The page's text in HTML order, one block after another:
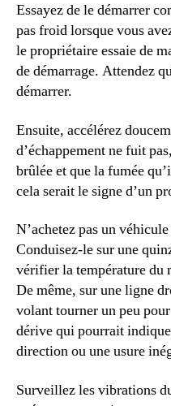
Essayez de le démarrer
pas froid lorsque vous
le propriétaire essaie de
de démarrage. Attendez
démarrer.
Ensuite, accélérez
d’échappement ne fuit
brûlée et que la fumée
cela serait le signe d’un
N’achetez pas un
Conduisez-le sur une
vérifier la température du
De même, sur une ligne
volant tourner un peu
dérive qui pourrait
direction ou une usure
Surveillez les vibrations